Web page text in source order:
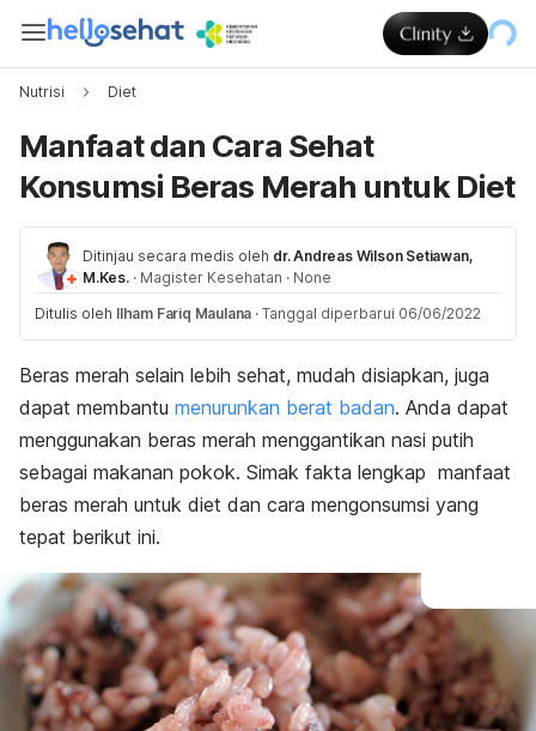
Nutrisi Diet
Manfaat dan Cara Sehat
Konsumsi Beras Merah untuk Diet
Ditinjau secara medis oleh dr. Andreas Wilson Setiawan,
M.Kes. · Magister Kesehatan · None
Ditulis oleh Ilham Fariq Maulana · Tanggal diperbarui 06/06/2022
Beras merah selain lebih sehat, mudah disiapkan, juga
dapat membantu menurunkan berat badan. Anda dapat
menggunakan beras merah menggantikan nasi putih
sebagai makanan pokok. Simak fakta lengkap manfaat
beras merah untuk diet dan cara mengonsumsi yang
tepat berikut ini.